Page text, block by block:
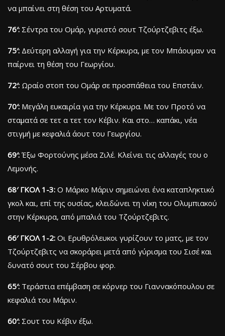
να μπαίνει στη θέση του Αρτυματά.
76′: Σέντρα του Ομάρ, γυριστό σουτ Τζούρτζεβιτς έξω.
75′: Δεύτερη αλλαγή για την Κέρκυρα, με τον Μπάουμαν να
παίρνει τη θέση του Γεωργίου.
72′: Ωραίο στοπ του Ομάρ σε προσπάθεια του Επστάιν.
70′: Μεγάλη ευκαιρία για την Κέρκυρα. Με τον Προτό να
σταματά σε τετ α τετ τον Κέβιν. Και στο… καπάκι, νέα
στιγμή με κεφαλιά άουτ του Γεωργίου.
69′: Έξω Φορτούνης μέσα Ζιλέ. Κλείνει τις αλλαγές του ο
Λεμονής.
68′ ΓΚΟΛ 1-3: Ο Μάρκο Μάριν σημειώνει ένα καταπληκτικό
γκολ και, επί της ουσίας, κλειδώνει τη νίκη του Ολυμπιακού
στην Κέρκυρα, από μπαλιά του Τζούρτζεβιτς.
66′ ΓΚΟΛ 1-2: Οι Ερυθρόλευκοι γυρίζουν το ματς, με τον
Τζούρτζεβιτς να σκοράρει μετά από γύρισμα του Σισέ και
δυνατό σουτ του Σέρβου φορ.
65′: Τεράστια επέμβαση σε κόρνερ του Γιαννακόπουλου σε
κεφαλιά του Μάριν.
60′: Σουτ του Κέβιν έξω.